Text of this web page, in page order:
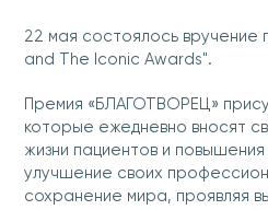
22 мая состоялось вручение
and The Iconic Awards".
Премия «БЛАГОТВОРЕЦ»
которые ежедневно вносят
жизни пациентов и
улучшение своих
сохранение мира, проявляя